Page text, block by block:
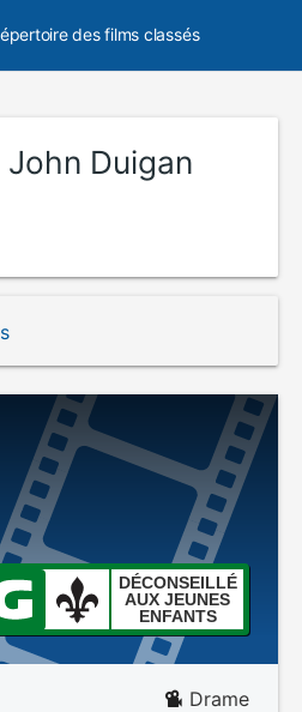
des films classés
John Duigan
DÉCONSEILLÉ
AUX JEUNES
ENFANTS
Drame